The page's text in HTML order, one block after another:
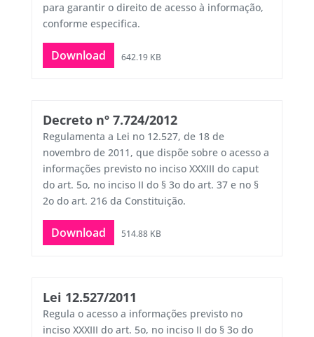
para garantir o direito de acesso à informação,
conforme especifica.
Download 642.19 KB
Decreto nº 7.724/2012
Regulamenta a Lei no 12.527, de 18 de
novembro de 2011, que dispõe sobre o acesso a
informações previsto no inciso XXXIII do caput
do art. 5o, no inciso II do § 3o do art. 37 e no §
2o do art. 216 da Constituição.
Download 514.88 KB
Lei 12.527/2011
Regula o acesso a informações previsto no
inciso XXXIII do art. 5o, no inciso II do § 3o do